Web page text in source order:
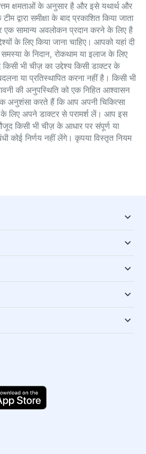
क्षमताओं के अनुसार है और इसे यथार्थ और
द्वारा समीक्षा के बाद प्रकाशित किया जाता
एक सामान्य अवलोकन प्रदान करने के लिए है
के लिए किया जाना चाहिए। आपको यहां दी
के निदान, रोकथाम या इलाज के लिए
भी चीज़ का उद्देश्य किसी डाक्टर के
या प्रतिस्थापित करना नहीं है। किसी भी
की अनुपस्थिति को एक निहित आश्वासन
अनुशंसा करते हैं कि आप अपनी चिकित्सा
के लिए अपने डाक्टर से परामर्श लें। आप इस
किसी भी चीज़ के आधार पर संपूर्ण या
कोई निर्णय नहीं लेंगे। कृपया विस्तृत नियम